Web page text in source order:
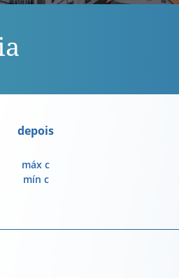
depois
máx c
mín c